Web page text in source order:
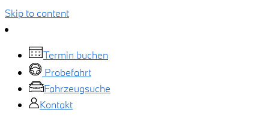
Skip to content
Termin buchen
Probefahrt
Fahrzeugsuche
Kontakt